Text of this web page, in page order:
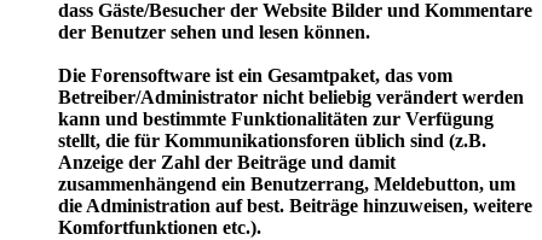
dass Gäste/Besucher der Website Bilder und Kommentare
der Benutzer sehen und lesen können.
Die Forensoftware ist ein Gesamtpaket, das vom
Betreiber/Administrator nicht beliebig verändert werden
kann und bestimmte Funktionalitäten zur Verfügung
stellt, die für Kommunikationsforen üblich sind (z.B.
Anzeige der Zahl der Beiträge und damit
zusammenhängend ein Benutzerrang, Meldebutton, um
die Administration auf best. Beiträge hinzuweisen, weitere
Komfortfunktionen etc.).